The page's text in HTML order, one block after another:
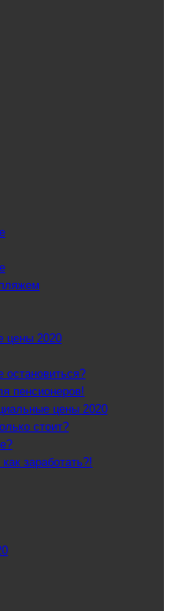
цены 2020
пенсионеров!
цены 2020
стоит?
заработать?!